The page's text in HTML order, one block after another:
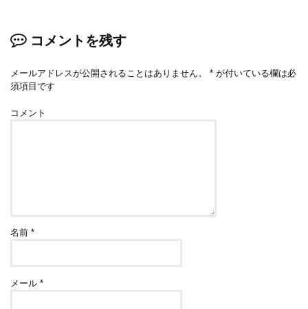
コメントを残す
メールアドレスが公開されることはありません。 * が付いている欄は必
須項目です
コメント
名前*
メール*